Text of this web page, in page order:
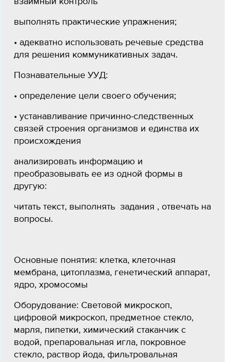
выполнять практические упражнения;
• адекватно использовать речевые средства
для решения коммуникативных задач.
Познавательные УУД:
• определение цели своего обучения;
• устанавливание причинно-следственных
связей строения организмов и единства их
происхождения
анализировать информацию и
преобразовывать ее из одной формы в
другую:
читать текст, выполнять задания , отвечать на
вопросы.
Основные понятия: клетка, клеточная
мембрана, цитоплазма, генетический аппарат,
ядро, хромосомы
Оборудование: Световой микроскоп,
цифровой микроскоп, предметное стекло,
марля, пипетки, химический стаканчик с
водой, препаровальная игла, покровное
стекло, раствор йода, фильтровальная